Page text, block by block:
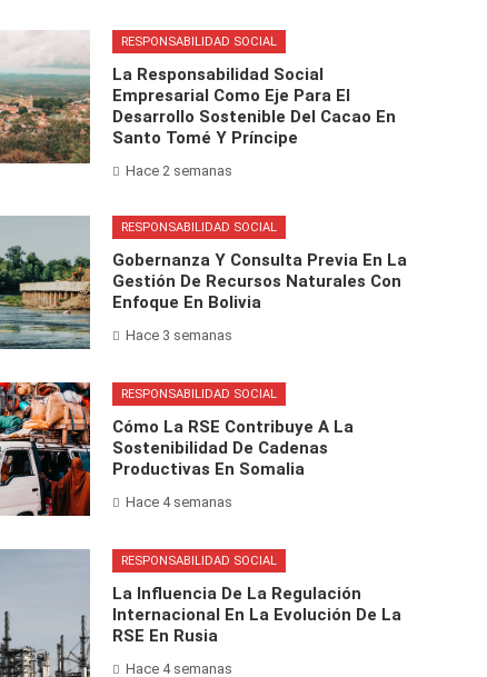
RESPONSABILIDAD SOCIAL
La Responsabilidad Social
Empresarial Como Eje Para El
Desarrollo Sostenible Del Cacao En
Santo Tomé Y Príncipe
Hace 2 semanas
RESPONSABILIDAD SOCIAL
Gobernanza Y Consulta Previa En La
Gestión De Recursos Naturales Con
Enfoque En Bolivia
Hace 3 semanas
RESPONSABILIDAD SOCIAL
Cómo La RSE Contribuye A La
Sostenibilidad De Cadenas
Productivas En Somalia
Hace 4 semanas
RESPONSABILIDAD SOCIAL
La Influencia De La Regulación
Internacional En La Evolución De La
RSE En Rusia
Hace 4 semanas